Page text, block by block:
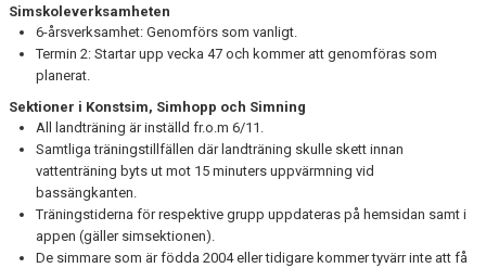
Simskoleverksamheten
6-årsverksamhet: Genomförs som vanligt.
Termin 2: Startar upp vecka 47 och kommer att genomföras som
planerat.
Sektioner i Konstsim, Simhopp och Simning
All landträning är inställd fr.o.m 6/11.
Samtliga träningstillfällen där landträning skulle skett innan
vattenträning byts ut mot 15 minuters uppvärmning vid
bassängkanten.
Träningstiderna för respektive grupp uppdateras på hemsidan samt i
appen (gäller simsektionen).
De simmare som är födda 2004 eller tidigare kommer tyvärr inte att få